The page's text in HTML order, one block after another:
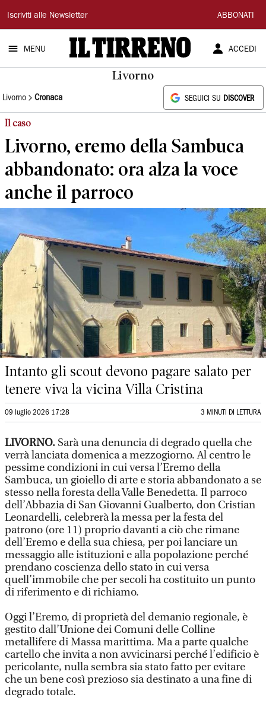
Il
Tirreno
Iscriviti alle Newsletter ABBONATI
MENU ACCEDI
Livorno
Livorno Cronaca SEGUICI SU DISCOVER
Il caso
Livorno, eremo della Sambuca
abbandonato: ora alza la voce
anche il parroco
Intanto gli scout devono pagare salato per
tenere viva la vicina Villa Cristina
09 luglio 2026 17:28 3 MINUTI DI LETTURA
LIVORNO. Sarà una denuncia di degrado quella che
verrà lanciata domenica a mezzogiorno. Al centro le
pessime condizioni in cui versa l’Eremo della
Sambuca, un gioiello di arte e storia abbandonato a se
stesso nella foresta della Valle Benedetta. Il parroco
dell’Abbazia di San Giovanni Gualberto, don Cristian
Leonardelli, celebrerà la messa per la festa del
patrono (ore 11) proprio davanti a ciò che rimane
dell’Eremo e della sua chiesa, per poi lanciare un
messaggio alle istituzioni e alla popolazione perché
prendano coscienza dello stato in cui versa
quell’immobile che per secoli ha costituito un punto
di riferimento e di richiamo.
Oggi l’Eremo, di proprietà del demanio regionale, è
gestito dall’Unione dei Comuni delle Colline
metallifere di Massa marittima. Ma a parte qualche
cartello che invita a non avvicinarsi perché l’edificio è
pericolante, nulla sembra sia stato fatto per evitare
che un bene così prezioso sia destinato a una fine di
degrado totale.